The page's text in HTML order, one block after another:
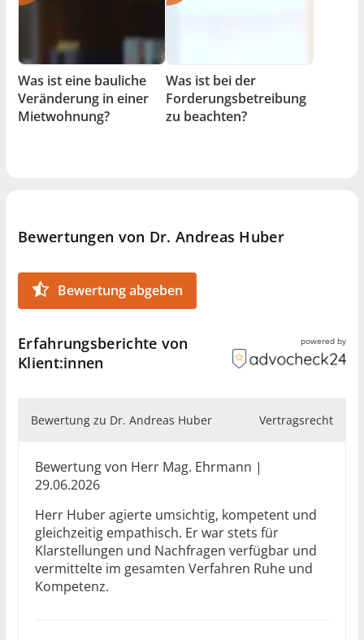
Was ist eine bauliche
Veränderung in einer
Mietwohnung?
Was ist bei der
Forderungsbetreibung
zu beachten?
Bewertungen von Dr. Andreas Huber
Bewertung abgeben
Erfahrungsberichte von
Klient:innen
powered by
Bewertung zu Dr. Andreas Huber Vertragsrecht
Bewertung von Herr Mag. Ehrmann |
29.06.2026
Herr Huber agierte umsichtig, kompetent und
gleichzeitig empathisch. Er war stets für
Klarstellungen und Nachfragen verfügbar und
vermittelte im gesamten Verfahren Ruhe und
Kompetenz.